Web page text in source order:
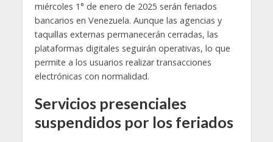
miércoles 1° de enero de 2025 serán feriados
bancarios en Venezuela. Aunque las agencias y
taquillas externas permanecerán cerradas, las
plataformas digitales seguirán operativas, lo que
permite a los usuarios realizar transacciones
electrónicas con normalidad.
Servicios presenciales
suspendidos por los feriados